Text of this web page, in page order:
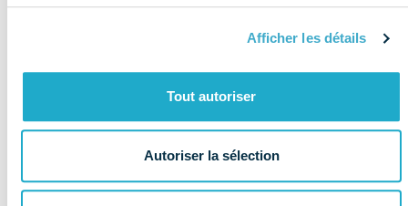
Afficher les détails
Tout autoriser
Autoriser la sélection